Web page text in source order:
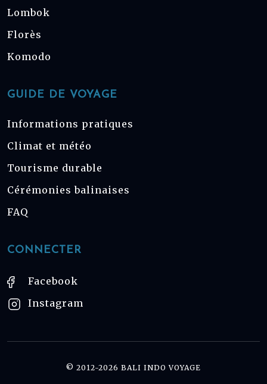
Lombok
Florès
Komodo
GUIDE DE VOYAGE
Informations pratiques
Climat et météo
Tourisme durable
Cérémonies balinaises
FAQ
CONNECTER
Facebook
Instagram
© 2012-2026 BALI INDO VOYAGE